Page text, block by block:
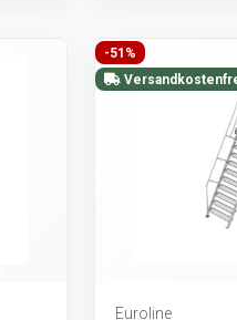
-51%
Euroline